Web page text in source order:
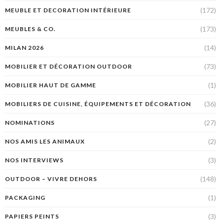
MEUBLE ET DECORATION INTÉRIEURE (172)
MEUBLES & CO. (173)
MILAN 2026 (14)
MOBILIER ET DÉCORATION OUTDOOR (73)
MOBILIER HAUT DE GAMME (1)
MOBILIERS DE CUISINE, ÉQUIPEMENTS ET DÉCORATION (36)
NOMINATIONS (27)
NOS AMIS LES ANIMAUX (2)
NOS INTERVIEWS (3)
OUTDOOR – VIVRE DEHORS (148)
PACKAGING (1)
PAPIERS PEINTS (3)